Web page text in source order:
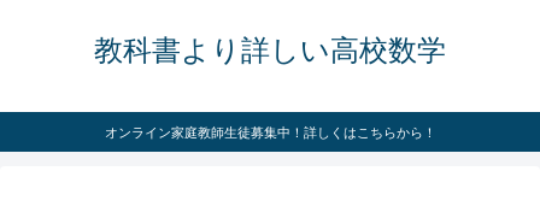
教科書より詳しい高校数学
オンライン家庭教師生徒募集中！詳しくはこちらから！